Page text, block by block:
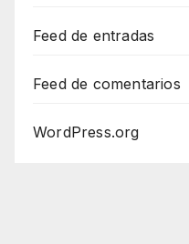
Feed de entradas
Feed de comentarios
WordPress.org